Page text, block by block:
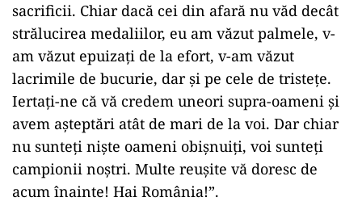
sacrificii. Chiar dacă cei din afară nu văd decât
strălucirea medaliilor, eu am văzut palmele, v-
am văzut epuizaţi de la efort, v-am văzut
lacrimile de bucurie, dar şi pe cele de tristeţe.
Iertaţi-ne că vă credem uneori supra-oameni şi
avem aşteptări atât de mari de la voi. Dar chiar
nu sunteţi nişte oameni obişnuiţi, voi sunteţi
campionii noştri. Multe reuşite vă doresc de
acum înainte! Hai România!”.